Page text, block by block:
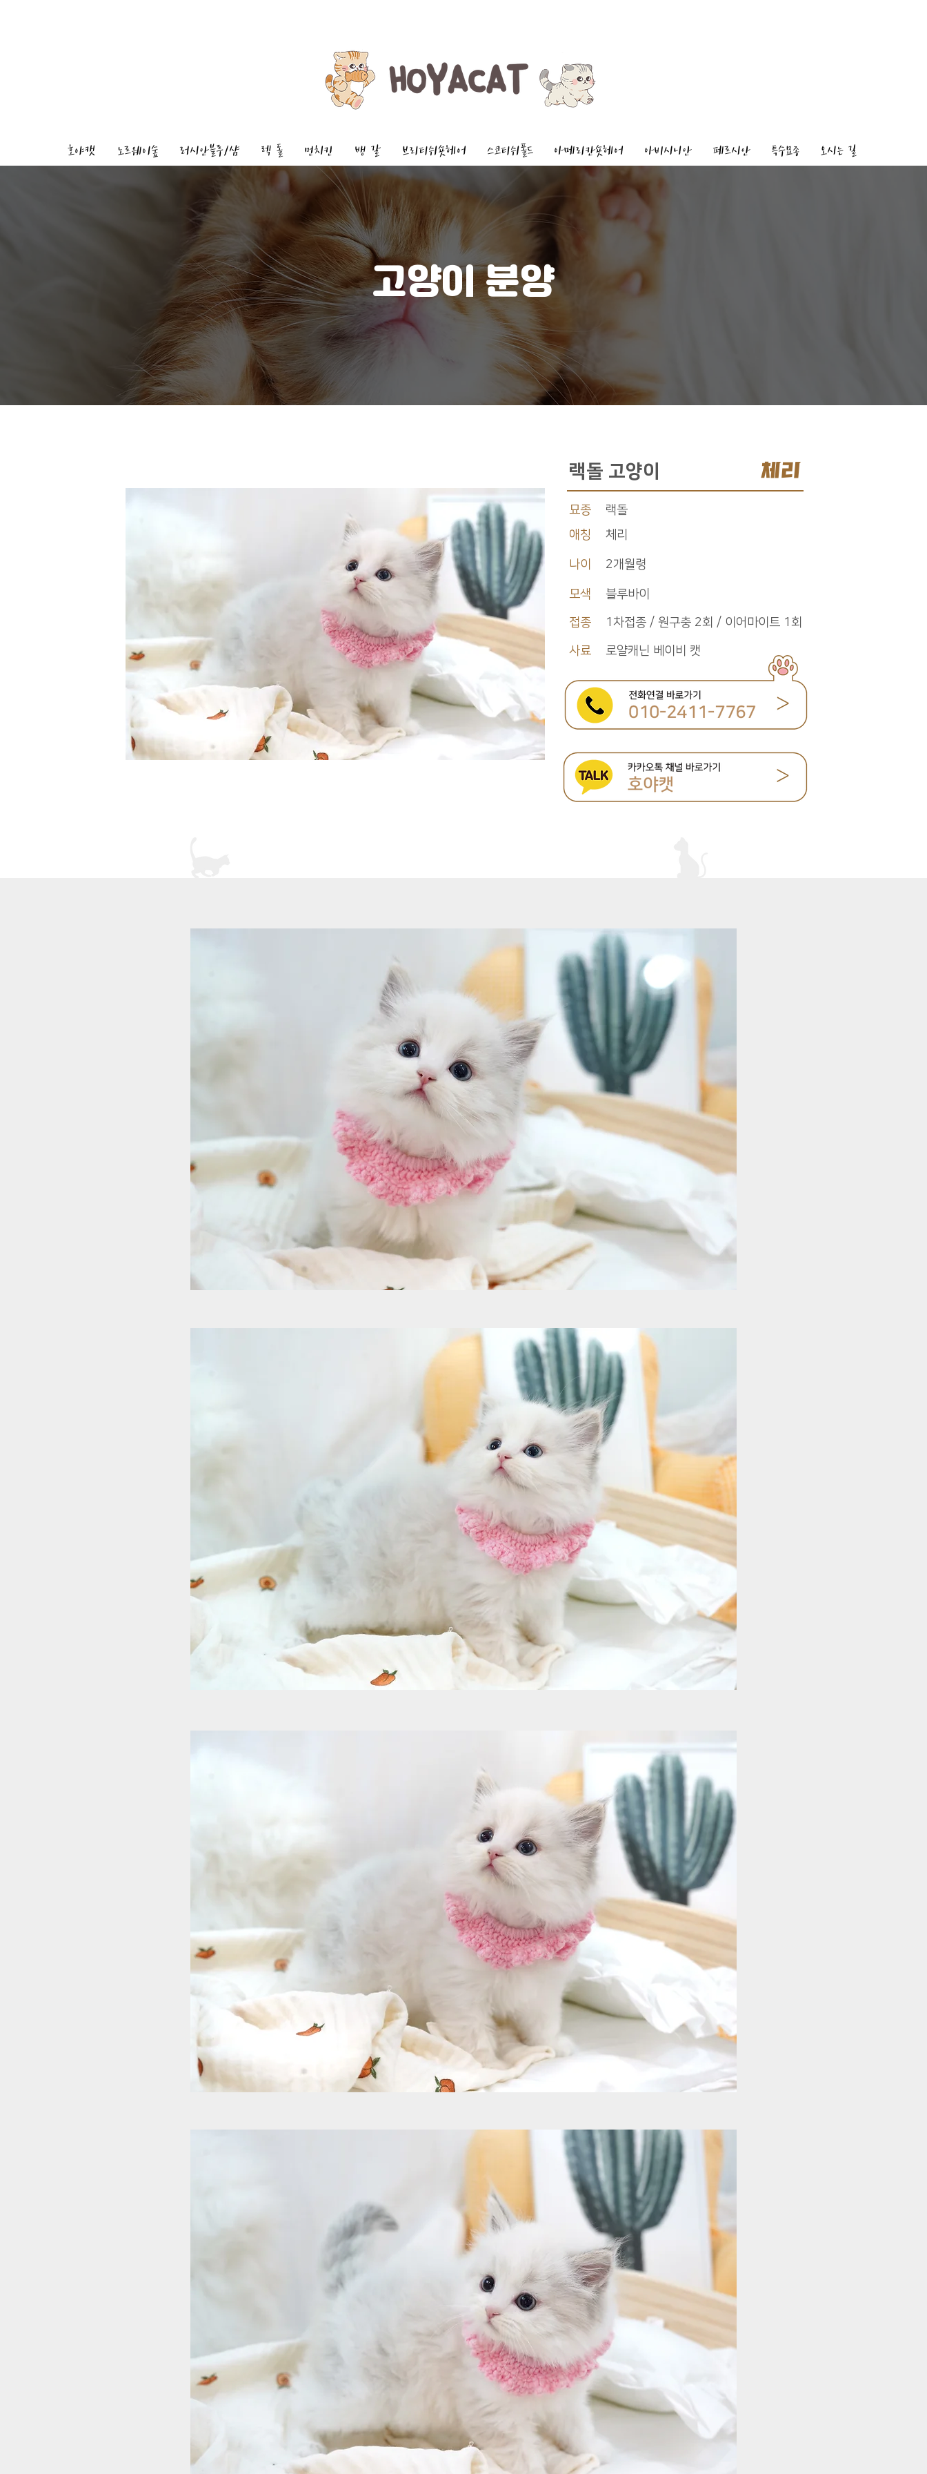
호야캣 노르웨이숲 러시안블루/샴 렉 돌 먼치킨 뱅 갈 브리티쉬숏헤어 스코티쉬폴드 아메리칸숏헤어 아비시니안 페르시안 특수묘종 오시는 길
고양이 분양
랙돌 고양이 체리
묘종
랙돌
애칭
체리
나이 2개월령
모색 블루바이
접종 1차접종 / 원구충 2회 / 이어마이트 1회
사료 로얄캐닌 베이비 캣